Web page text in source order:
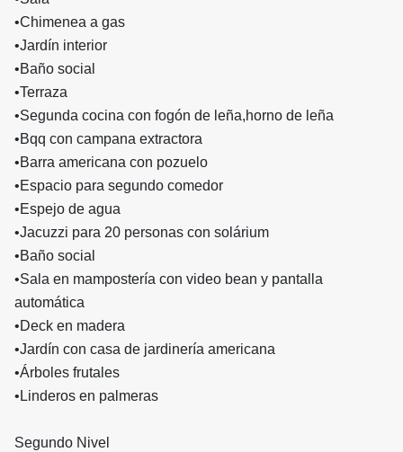
•Chimenea a gas
•Jardín interior
•Baño social
•Terraza
•Segunda cocina con fogón de leña,horno de leña
•Bqq con campana extractora
•Barra americana con pozuelo
•Espacio para segundo comedor
•Espejo de agua
•Jacuzzi para 20 personas con solárium
•Baño social
•Sala en mampostería con video bean y pantalla
automática
•Deck en madera
•Jardín con casa de jardinería americana
•Árboles frutales
•Linderos en palmeras
Segundo Nivel